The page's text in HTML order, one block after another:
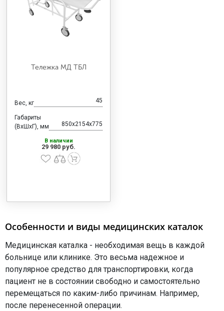
Тележка МД ТБЛ
Вес, кг 45
Габариты
(ВхШхГ), мм
850x2154x775
В наличии
29 980 руб.
Особенности и виды медицинских каталок
Медицинская каталка - необходимая вещь в каждой
больнице или клинике. Это весьма надежное и
популярное средство для транспортировки, когда
пациент не в состоянии свободно и самостоятельно
перемещаться по каким-либо причинам. Например,
после перенесенной операции.